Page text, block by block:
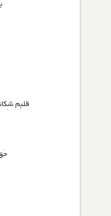
قلبِم